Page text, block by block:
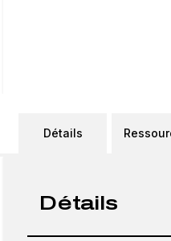
Détails
Détails